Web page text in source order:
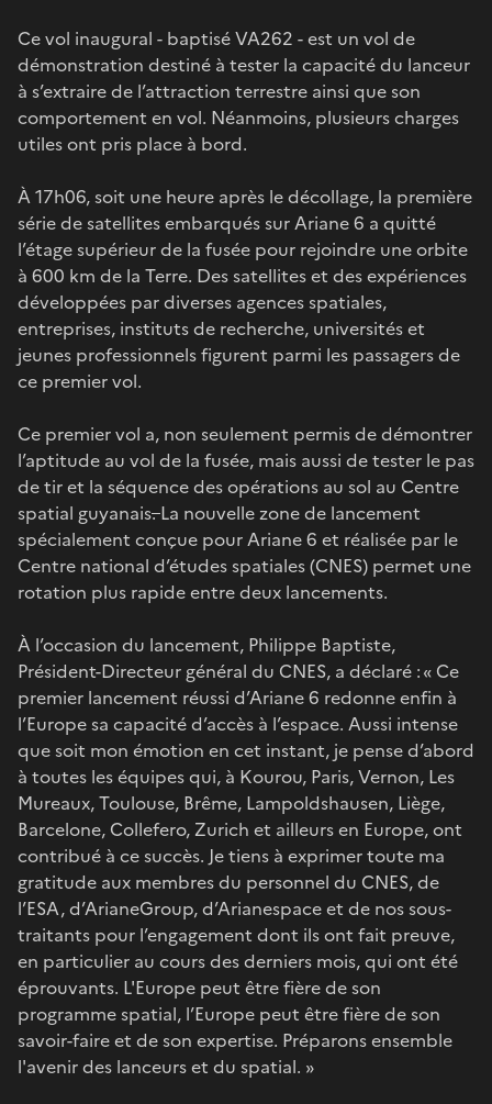
Ce vol inaugural - baptisé VA262 - est un vol de
démonstration destiné à tester la capacité du lanceur
à s’extraire de l’attraction terrestre ainsi que son
comportement en vol. Néanmoins, plusieurs charges
utiles ont pris place à bord.
À 17h06, soit une heure après le décollage, la première
série de satellites embarqués sur Ariane 6 a quitté
l’étage supérieur de la fusée pour rejoindre une orbite
à 600 km de la Terre. Des satellites et des expériences
développées par diverses agences spatiales,
entreprises, instituts de recherche, universités et
jeunes professionnels figurent parmi les passagers de
ce premier vol.
Ce premier vol a, non seulement permis de démontrer
l’aptitude au vol de la fusée, mais aussi de tester le pas
de tir et la séquence des opérations au sol au Centre
spatial guyanais.La nouvelle zone de lancement
spécialement conçue pour Ariane 6 et réalisée par le
Centre national d’études spatiales (CNES) permet une
rotation plus rapide entre deux lancements.
À l’occasion du lancement, Philippe Baptiste,
Président-Directeur général du CNES, a déclaré : « Ce
premier lancement réussi d’Ariane 6 redonne enfin à
l’Europe sa capacité d’accès à l’espace. Aussi intense
que soit mon émotion en cet instant, je pense d’abord
à toutes les équipes qui, à Kourou, Paris, Vernon, Les
Mureaux, Toulouse, Brême, Lampoldshausen, Liège,
Barcelone, Collefero, Zurich et ailleurs en Europe, ont
contribué à ce succès. Je tiens à exprimer toute ma
gratitude aux membres du personnel du CNES, de
l’ESA, d’ArianeGroup, d’Arianespace et de nos sous-
traitants pour l’engagement dont ils ont fait preuve,
en particulier au cours des derniers mois, qui ont été
éprouvants. L'Europe peut être fière de son
programme spatial, l’Europe peut être fière de son
savoir-faire et de son expertise. Préparons ensemble
l'avenir des lanceurs et du spatial. »